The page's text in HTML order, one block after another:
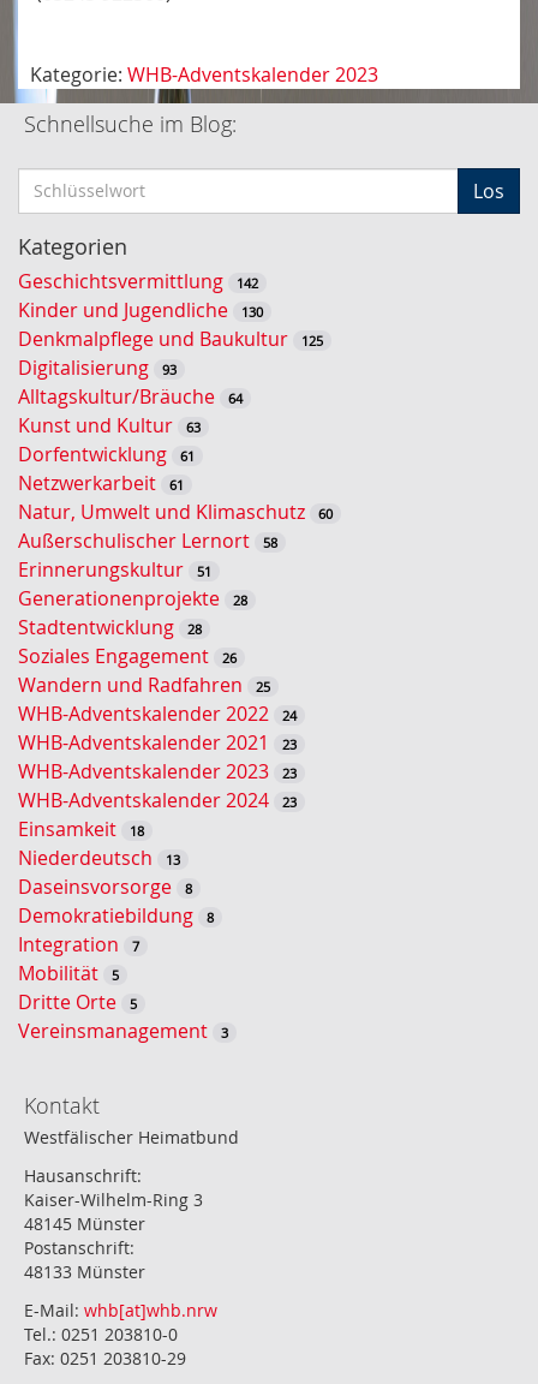
Kategorie: WHB-Adventskalender 2023
Schnellsuche im Blog:
c
h
ü
s
s
e
l
w
o
r
t
-
S
u
c
h
e
Los
Kategorien
Geschichtsvermittlung 142
Kinder und Jugendliche 130
Denkmalpflege und Baukultur 125
Digitalisierung 93
Alltagskultur/Bräuche 64
Kunst und Kultur 63
Dorfentwicklung 61
Netzwerkarbeit 61
Natur, Umwelt und Klimaschutz 60
Außerschulischer Lernort 58
Erinnerungskultur 51
Generationenprojekte 28
Stadtentwicklung 28
Soziales Engagement 26
Wandern und Radfahren 25
WHB-Adventskalender 2022 24
WHB-Adventskalender 2021 23
WHB-Adventskalender 2023 23
WHB-Adventskalender 2024 23
Einsamkeit 18
Niederdeutsch 13
Daseinsvorsorge 8
Demokratiebildung 8
Integration 7
Mobilität 5
Dritte Orte 5
Vereinsmanagement 3
Kontakt
Westfälischer Heimatbund
Hausanschrift:
Kaiser-Wilhelm-Ring 3
48145 Münster
Postanschrift:
48133 Münster
E-Mail: whb[at]whb.nrw
Tel.: 0251 203810-0
Fax: 0251 203810-29